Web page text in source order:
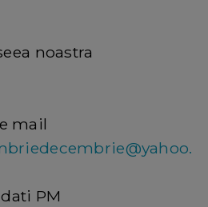
noastra
mail
PM